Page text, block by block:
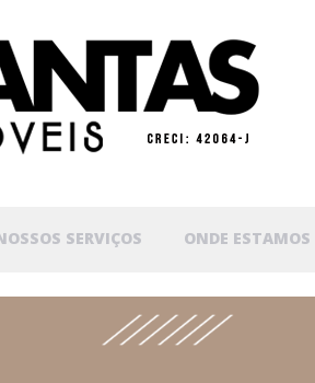
SERVIÇOS ONDE ESTAMOS